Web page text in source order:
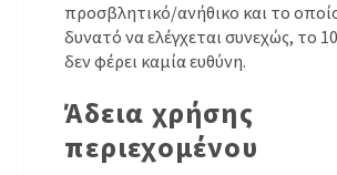
προσβλητικό/ανήθικο και το
δυνατό να ελέγχεται συνεχώς, το
δεν φέρει καμία ευθύνη.
Άδεια χρήσης
περιεχομένου